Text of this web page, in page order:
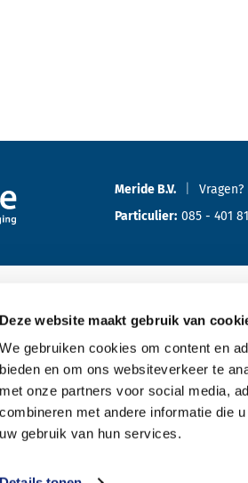
Deze website maakt gebruik van
We gebruiken cookies om content en
bieden en om ons websiteverkeer te
met onze partners voor social media,
combineren met andere informatie die
uw gebruik van hun services.
Meride
Meride B.V.
Particulier: 085 - 401